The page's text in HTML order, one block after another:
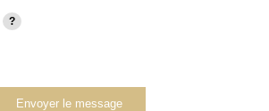
Envoyer le message